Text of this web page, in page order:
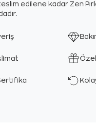
edilene kadar Zen
Özel